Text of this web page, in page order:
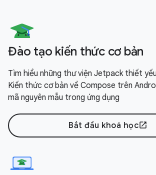
Đào tạo kiến thức cơ bản
Tìm hiểu những thư viện Jetpack thiết
Kiến thức cơ bản về Compose trên
mã nguyên mẫu trong ứng dụng
Bắt đầu khoá họcopen_in_new